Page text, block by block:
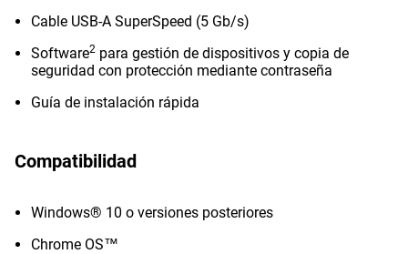
Cable USB-A SuperSpeed (5 Gb/s)
Software2 para gestión de dispositivos y copia de
seguridad con protección mediante contraseña
Guía de instalación rápida
Compatibilidad
Windows® 10 o versiones posteriores
Chrome OS™